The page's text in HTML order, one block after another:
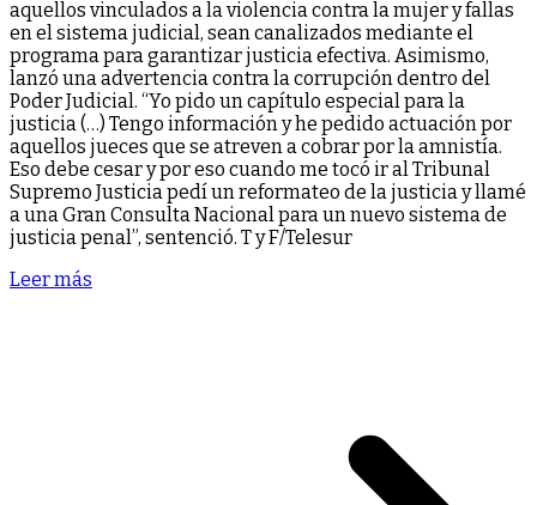
aquellos vinculados a la violencia contra la mujer y fallas
en el sistema judicial, sean canalizados mediante el
programa para garantizar justicia efectiva. Asimismo,
lanzó una advertencia contra la corrupción dentro del
Poder Judicial. “Yo pido un capítulo especial para la
justicia (…) Tengo información y he pedido actuación por
aquellos jueces que se atreven a cobrar por la amnistía.
Eso debe cesar y por eso cuando me tocó ir al Tribunal
Supremo Justicia pedí un reformateo de la justicia y llamé
a una Gran Consulta Nacional para un nuevo sistema de
justicia penal”, sentenció. T y F/Telesur
Leer más